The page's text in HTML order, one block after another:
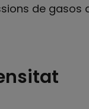
de gasos